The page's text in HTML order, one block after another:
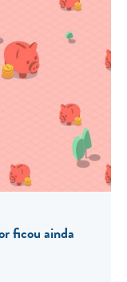
ficou ainda